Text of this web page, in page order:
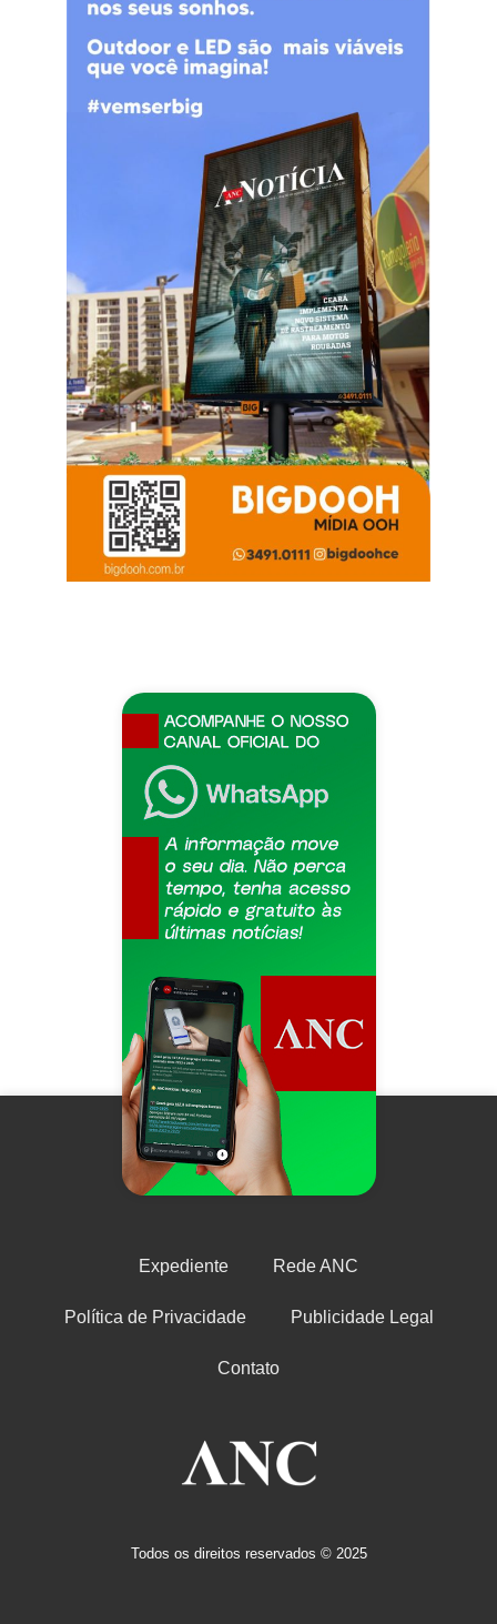
Expediente Rede ANC
Política de Privacidade Publicidade Legal
Contato
Todos os direitos reservados © 2025